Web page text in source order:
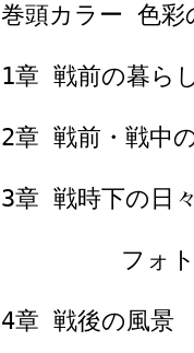
巻頭カラー 色彩
1章 戦前の暮ら
2章 戦前・戦中
3章 戦時下の日
フォトコラ
4章 戦後の風景